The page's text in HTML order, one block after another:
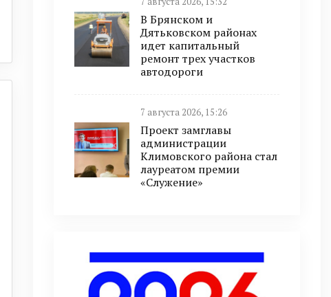
В Брянском и
Дятьковском районах
идет капитальный
ремонт трех участков
автодороги
7 августа 2026, 15:26
Проект замглавы
администрации
Климовского района стал
лауреатом премии
«Служение»